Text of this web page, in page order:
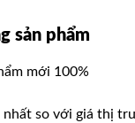
sản phẩm
mới 100%
nhất so với giá thị